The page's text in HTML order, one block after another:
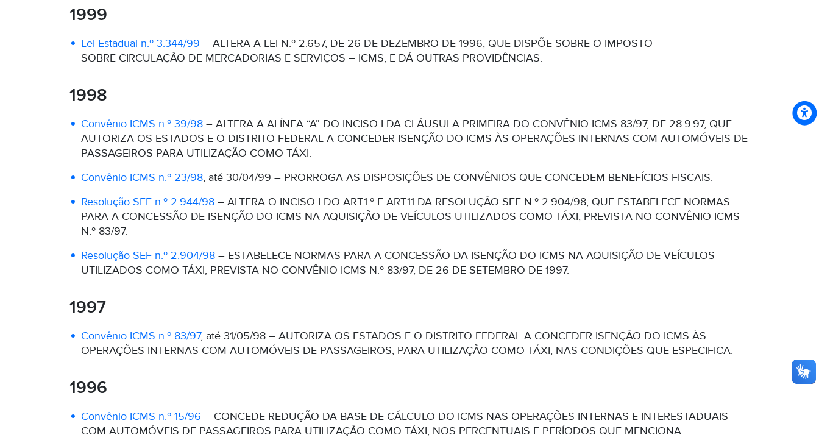
1999
Lei Estadual n.º 3.344/99 – ALTERA A LEI N.º 2.657, DE 26 DE DEZEMBRO DE 1996, QUE DISPÕE SOBRE O IMPOSTO
SOBRE CIRCULAÇÃO DE MERCADORIAS E SERVIÇOS – ICMS, E DÁ OUTRAS PROVIDÊNCIAS.
1998
Convênio ICMS n.º 39/98 – ALTERA A ALÍNEA “A” DO INCISO I DA CLÁUSULA PRIMEIRA DO CONVÊNIO ICMS 83/97, DE 28.9.97, QUE
AUTORIZA OS ESTADOS E O DISTRITO FEDERAL A CONCEDER ISENÇÃO DO ICMS ÀS OPERAÇÕES INTERNAS COM AUTOMÓVEIS DE
PASSAGEIROS PARA UTILIZAÇÃO COMO TÁXI.
Convênio ICMS n.º 23/98, até 30/04/99 – PRORROGA AS DISPOSIÇÕES DE CONVÊNIOS QUE CONCEDEM BENEFÍCIOS FISCAIS.
Resolução SEF n.º 2.944/98 – ALTERA O INCISO I DO ART.1.º E ART.11 DA RESOLUÇÃO SEF N.º 2.904/98, QUE ESTABELECE NORMAS
PARA A CONCESSÃO DE ISENÇÃO DO ICMS NA AQUISIÇÃO DE VEÍCULOS UTILIZADOS COMO TÁXI, PREVISTA NO CONVÊNIO ICMS
N.º 83/97.
Resolução SEF n.º 2.904/98 – ESTABELECE NORMAS PARA A CONCESSÃO DA ISENÇÃO DO ICMS NA AQUISIÇÃO DE VEÍCULOS
UTILIZADOS COMO TÁXI, PREVISTA NO CONVÊNIO ICMS N.º 83/97, DE 26 DE SETEMBRO DE 1997.
1997
Convênio ICMS n.º 83/97, até 31/05/98 – AUTORIZA OS ESTADOS E O DISTRITO FEDERAL A CONCEDER ISENÇÃO DO ICMS ÀS
OPERAÇÕES INTERNAS COM AUTOMÓVEIS DE PASSAGEIROS, PARA UTILIZAÇÃO COMO TÁXI, NAS CONDIÇÕES QUE ESPECIFICA.
1996
Convênio ICMS n.º 15/96 – CONCEDE REDUÇÃO DA BASE DE CÁLCULO DO ICMS NAS OPERAÇÕES INTERNAS E INTERESTADUAIS
COM AUTOMÓVEIS DE PASSAGEIROS PARA UTILIZAÇÃO COMO TÁXI, NOS PERCENTUAIS E PERÍODOS QUE MENCIONA.